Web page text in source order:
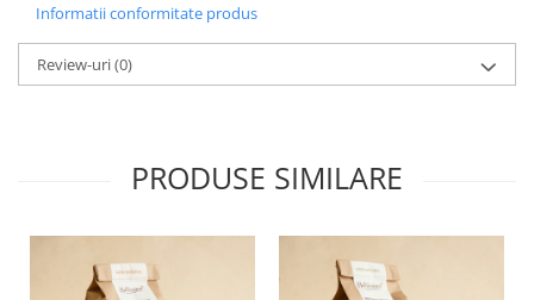
Informatii conformitate produs
Review-uri(0)
PRODUSE SIMILARE